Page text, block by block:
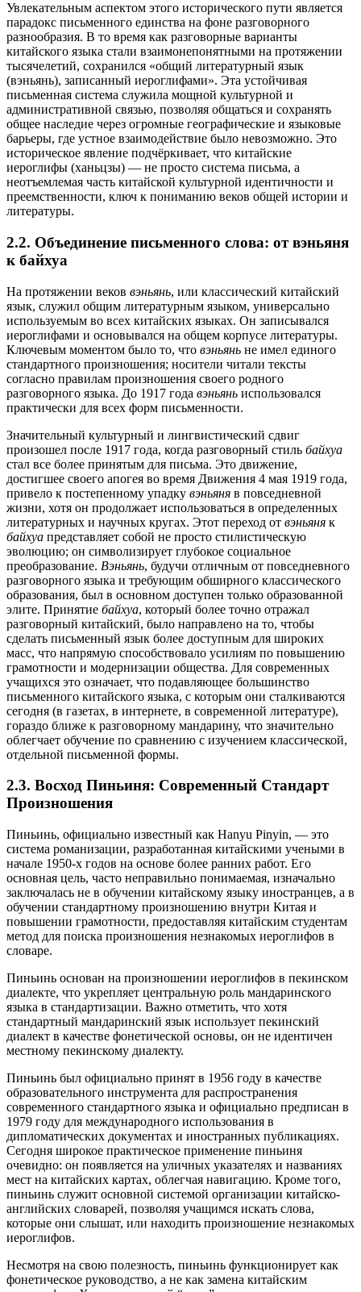
Увлекательным аспектом этого исторического пути является
парадокс письменного единства на фоне разговорного
разнообразия. В то время как разговорные варианты
китайского языка стали взаимонепонятными на протяжении
тысячелетий, сохранился «общий литературный язык
(вэньянь), записанный иероглифами». Эта устойчивая
письменная система служила мощной культурной и
административной связью, позволяя общаться и сохранять
общее наследие через огромные географические и языковые
барьеры, где устное взаимодействие было невозможно. Это
историческое явление подчёркивает, что китайские
иероглифы (ханьцзы) — не просто система письма, а
неотъемлемая часть китайской культурной идентичности и
преемственности, ключ к пониманию веков общей истории и
литературы.
2.2. Объединение письменного слова: от вэньяня
к байхуа
На протяжении веков вэньянь, или классический китайский
язык, служил общим литературным языком, универсально
используемым во всех китайских языках. Он записывался
иероглифами и основывался на общем корпусе литературы.
Ключевым моментом было то, что вэньянь не имел единого
стандартного произношения; носители читали тексты
согласно правилам произношения своего родного
разговорного языка. До 1917 года вэньянь использовался
практически для всех форм письменности.
Значительный культурный и лингвистический сдвиг
произошел после 1917 года, когда разговорный стиль байхуа
стал все более принятым для письма. Это движение,
достигшее своего апогея во время Движения 4 мая 1919 года,
привело к постепенному упадку вэньяня в повседневной
жизни, хотя он продолжает использоваться в определенных
литературных и научных кругах. Этот переход от вэньяня к
байхуа представляет собой не просто стилистическую
эволюцию; он символизирует глубокое социальное
преобразование. Вэньянь, будучи отличным от повседневного
разговорного языка и требующим обширного классического
образования, был в основном доступен только образованной
элите. Принятие байхуа, который более точно отражал
разговорный китайский, было направлено на то, чтобы
сделать письменный язык более доступным для широких
масс, что напрямую способствовало усилиям по повышению
грамотности и модернизации общества. Для современных
учащихся это означает, что подавляющее большинство
письменного китайского языка, с которым они сталкиваются
сегодня (в газетах, в интернете, в современной литературе),
гораздо ближе к разговорному мандарину, что значительно
облегчает обучение по сравнению с изучением классической,
отдельной письменной формы.
2.3. Восход Пиньиня: Современный Стандарт
Произношения
Пиньинь, официально известный как Hanyu Pinyin, — это
система романизации, разработанная китайскими учеными в
начале 1950-х годов на основе более ранних работ. Его
основная цель, часто неправильно понимаемая, изначально
заключалась не в обучении китайскому языку иностранцев, а в
обучении стандартному произношению внутри Китая и
повышении грамотности, предоставляя китайским студентам
метод для поиска произношения незнакомых иероглифов в
словаре.
Пиньинь основан на произношении иероглифов в пекинском
диалекте, что укрепляет центральную роль мандаринского
языка в стандартизации. Важно отметить, что хотя
стандартный мандаринский язык использует пекинский
диалект в качестве фонетической основы, он не идентичен
местному пекинскому диалекту.
Пиньинь был официально принят в 1956 году в качестве
образовательного инструмента для распространения
современного стандартного языка и официально предписан в
1979 году для международного использования в
дипломатических документах и иностранных публикациях.
Сегодня широкое практическое применение пиньиня
очевидно: он появляется на уличных указателях и названиях
мест на китайских картах, облегчая навигацию. Кроме того,
пиньинь служит основной системой организации китайско-
английских словарей, позволяя учащимся искать слова,
которые они слышат, или находить произношение незнакомых
иероглифов.
Несмотря на свою полезность, пиньинь функционирует как
фонетическое руководство, а не как замена китайским